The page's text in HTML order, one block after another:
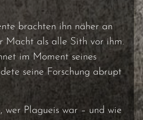
brachten ihn näher an
Macht als alle Sith vor ihm.
im Moment seines
seine Forschung abrupt
wer Plagueis war – und wie